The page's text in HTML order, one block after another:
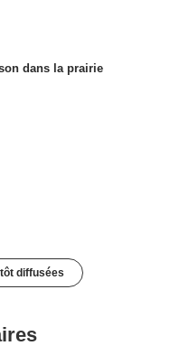
dans la prairie
diffusées